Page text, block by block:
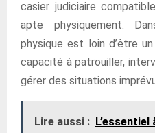
casier judiciaire
apte physiquement.
physique est loin d’être
capacité à patrouiller,
gérer des situations
Lire aussi :